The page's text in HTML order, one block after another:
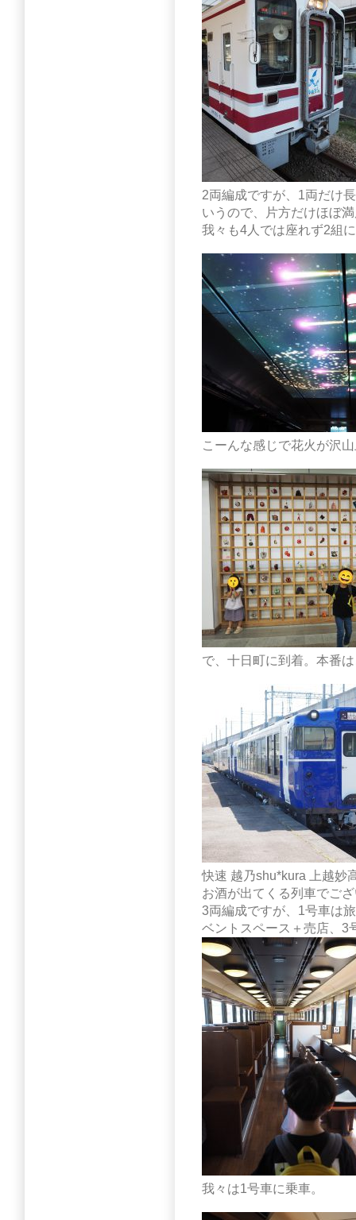
2両編成ですが、1両だけ
いうので、片方だけほぼ
我々も4人では座れず2組
こーんな感じで花火が沢
で、十日町に到着。本番
快速 越乃shu*kura 上越妙
お酒が出てくる列車でご
3両編成ですが、1号車は
ベントスペース＋売店、3
我々は1号車に乗車。